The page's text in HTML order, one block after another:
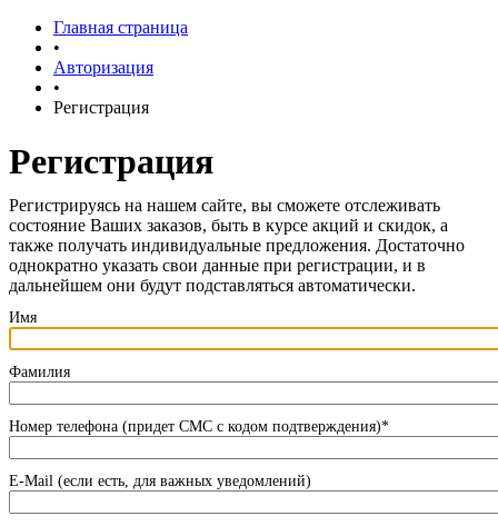
Главная страница
•
Авторизация
•
Регистрация
Регистрация
Регистрируясь на нашем сайте, вы сможете отслеживать
состояние Ваших заказов, быть в курсе акций и скидок, а
также получать индивидуальные предложения. Достаточно
однократно указать свои данные при регистрации, и в
дальнейшем они будут подставляться автоматически.
Имя
Фамилия
Номер телефона (придет СМС с кодом подтверждения)*
E-Mail (если есть, для важных уведомлений)